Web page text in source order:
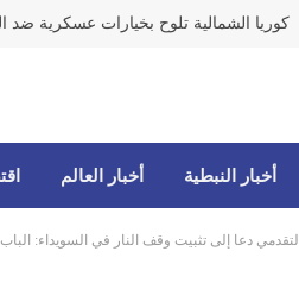
كوريا الشمالية تلوح بخيارات عسكرية ضد
أخبار النبطية أخبار العالم
التقدمي دعا إلى تثبيت وقف النار في السويداء: